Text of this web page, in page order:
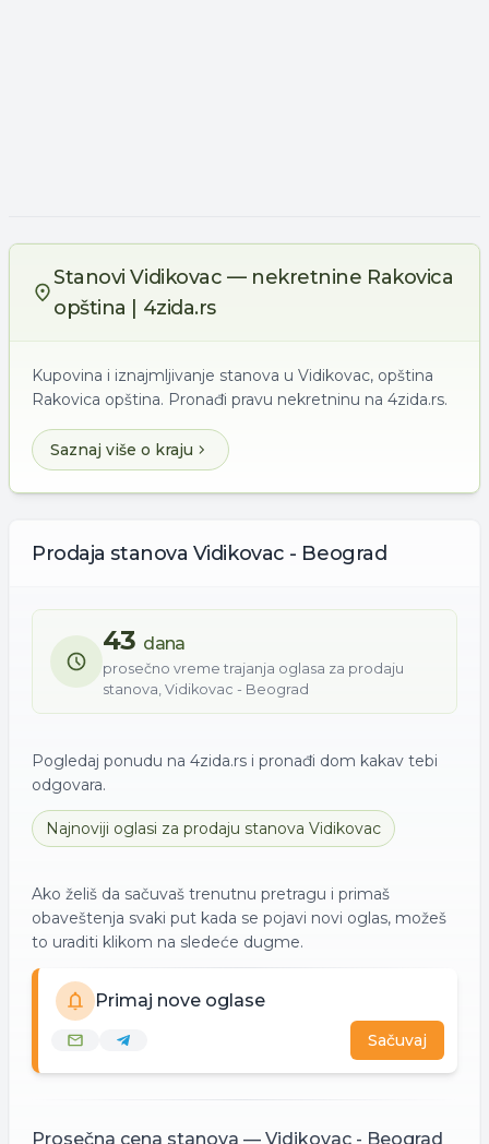
Stanovi Vidikovac — nekretnine Rakovica
opština | 4zida.rs
Kupovina i iznajmljivanje stanova u Vidikovac, opština
Rakovica opština. Pronađi pravu nekretninu na 4zida.rs.
Saznaj više o kraju
Prodaja stanova Vidikovac - Beograd
43 dana
prosečno vreme trajanja oglasa za prodaju
stanova, Vidikovac - Beograd
Pogledaj ponudu na 4zida.rs i pronađi dom kakav tebi
odgovara.
Najnoviji oglasi za prodaju stanova Vidikovac
Ako želiš da sačuvaš trenutnu pretragu i primaš
obaveštenja svaki put kada se pojavi novi oglas, možeš
to uraditi klikom na sledeće dugme.
Primaj nove oglase
Sačuvaj
Prosečna cena stanova — Vidikovac - Beograd